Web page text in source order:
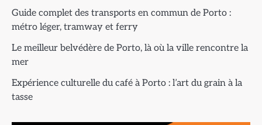
Guide complet des transports en commun de Porto :
métro léger, tramway et ferry
Le meilleur belvédère de Porto, là où la ville rencontre la
mer
Expérience culturelle du café à Porto : l’art du grain à la
tasse